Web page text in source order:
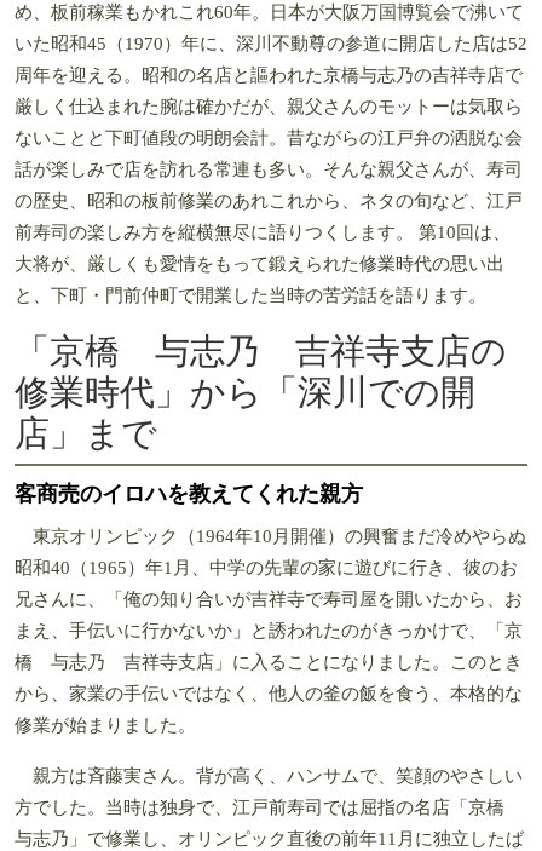
め、板前稼業もかれこれ60年。日本が大阪万国博覧会で沸いて
いた昭和45（1970）年に、深川不動尊の参道に開店した店は52
周年を迎える。昭和の名店と謳われた京橋与志乃の吉祥寺店で
厳しく仕込まれた腕は確かだが、親父さんのモットーは気取ら
ないことと下町値段の明朗会計。昔ながらの江戸弁の洒脱な会
話が楽しみで店を訪れる常連も多い。そんな親父さんが、寿司
の歴史、昭和の板前修業のあれこれから、ネタの旬など、江戸
前寿司の楽しみ方を縦横無尽に語りつくします。 第10回は、
大将が、厳しくも愛情をもって鍛えられた修業時代の思い出
と、下町・門前仲町で開業した当時の苦労話を語ります。
「京橋 与志乃 吉祥寺支店の
修業時代」から「深川での開
店」まで
客商売のイロハを教えてくれた親方
東京オリンピック（1964年10月開催）の興奮まだ冷めやらぬ
昭和40（1965）年1月、中学の先輩の家に遊びに行き、彼のお
兄さんに、「俺の知り合いが吉祥寺で寿司屋を開いたから、お
まえ、手伝いに行かないか」と誘われたのがきっかけで、「京
橋 与志乃 吉祥寺支店」に入ることになりました。このとき
から、家業の手伝いではなく、他人の釜の飯を食う、本格的な
修業が始まりました。
親方は斉藤実さん。背が高く、ハンサムで、笑顔のやさしい
方でした。当時は独身で、江戸前寿司では屈指の名店「京橋
与志乃」で修業し、オリンピック直後の前年11月に独立したば